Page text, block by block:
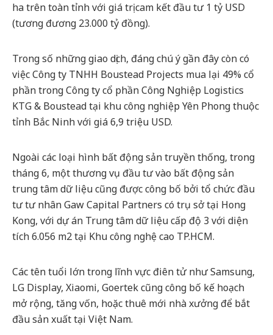
ha trên toàn tỉnh với giá trị cam kết đầu tư 1 tỷ USD
(tương đương 23.000 tỷ đồng).
Trong số những giao dịch, đáng chú ý gần đây còn có
việc Công ty TNHH Boustead Projects mua lại 49% cổ
phần trong Công ty cổ phần Công Nghiệp Logistics
KTG & Boustead tại khu công nghiệp Yên Phong thuộc
tỉnh Bắc Ninh với giá 6,9 triệu USD.
Ngoài các loại hình bất động sản truyền thống, trong
tháng 6, một thương vụ đầu tư vào bất động sản
trung tâm dữ liệu cũng được công bố bởi tổ chức đầu
tư tư nhân Gaw Capital Partners có trụ sở tại Hong
Kong, với dự án Trung tâm dữ liệu cấp độ 3 với diện
tích 6.056 m2 tại Khu công nghệ cao TP.HCM.
Các tên tuổi lớn trong lĩnh vực điên tử như Samsung,
LG Display, Xiaomi, Goertek cũng công bố kế hoạch
mở rộng, tăng vốn, hoặc thuê mới nhà xưởng để bắt
đầu sản xuất tại Việt Nam.